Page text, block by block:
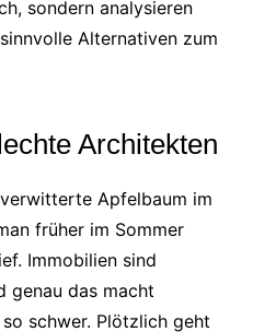
sondern analysieren
Alternativen zum
Architekten
Apfelbaum im
früher im Sommer
Immobilien sind
genau das macht
schwer. Plötzlich geht